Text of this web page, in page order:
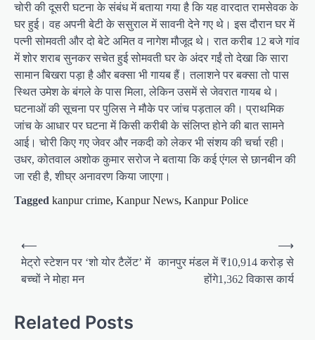
चोरी की दूसरी घटना के संबंध में बताया गया है कि यह वारदात रामसेवक के
घर हुई। वह अपनी बेटी के ससुराल में सावनी देने गए थे। इस दौरान घर में
पत्नी सोमवती और दो बेटे अमित व नागेश मौजूद थे। रात करीब 12 बजे गांव
में शोर शराब सुनकर सचेत हुई सोमवती घर के अंदर गईं तो देखा कि सारा
सामान बिखरा पड़ा है और बक्सा भी गायब हैं। तलाशने पर बक्सा तो पास
स्थित उमेश के बंगले के पास मिला, लेकिन उसमें से जेवरात गायब थे।
घटनाओं की सूचना पर पुलिस ने मौके पर जांच पड़ताल की। प्राथमिक
जांच के आधार पर घटना में किसी करीबी के संलिप्त होने की बात सामने
आई। चोरी किए गए जेवर और नकदी को लेकर भी संशय की चर्चा रही।
उधर, कोतवाल अशोक कुमार सरोज ने बताया कि कई एंगल से छानबीन की
जा रही है, शीघ्र अनावरण किया जाएगा।
Tagged kanpur crime, Kanpur News, Kanpur Police
o
n
⟵
मेट्रो स्टेशन पर ‘शो योर टैलेंट’ में
बच्चों ने मोहा मन
कानपुर मंडल में ₹10,914 करोड़ से
होंगे1,362 विकास कार्य
⟶
Related Posts